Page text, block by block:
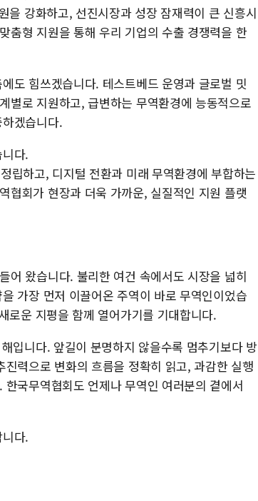
을 강화하고, 선진시장과 성장 잠재력이 큰 신흥시
춤형 지원을 통해 우리 기업의 수출 경쟁력을 한
도 힘쓰겠습니다. 테스트베드 운영과 글로벌 밋
별로 지원하고, 급변하는 무역환경에 능동적으로
겠습니다.
다.
립하고, 디지털 전환과 미래 무역환경에 부합하는
협회가 현장과 더욱 가까운, 실질적인 지원 플랫
어 왔습니다. 불리한 여건 속에서도 시장을 넓히
가장 먼저 이끌어온 주역이 바로 무역인이었습
로운 지평을 함께 열어가기를 기대합니다.
입니다. 앞길이 분명하지 않을수록 멈추기보다 방
력으로 변화의 흐름을 정확히 읽고, 과감한 실행
국무역협회도 언제나 무역인 여러분의 곁에서
다.